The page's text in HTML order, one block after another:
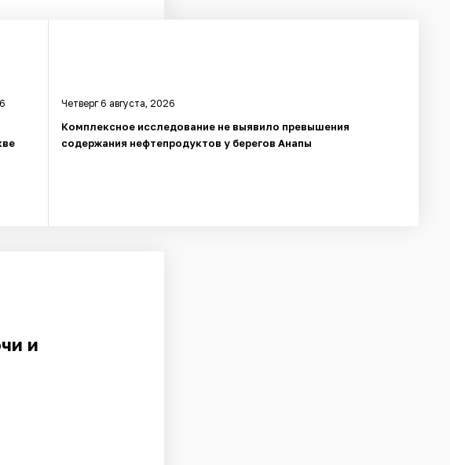
Четверг 6 августа, 2026
Комплексное исследование не выявило превышения
содержания нефтепродуктов у берегов Анапы
и